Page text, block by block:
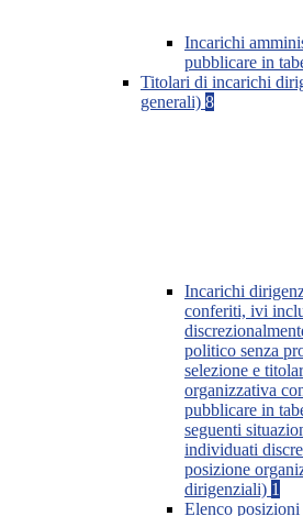
Incarichi
pubblicare in
Titolari di incarichi
generali) 8
Incarichi
conferiti, ivi
politico senza
selezione e
organizzativa
pubblicare in
seguenti
individuati
posizione
dirigenziali) 1
Elenco